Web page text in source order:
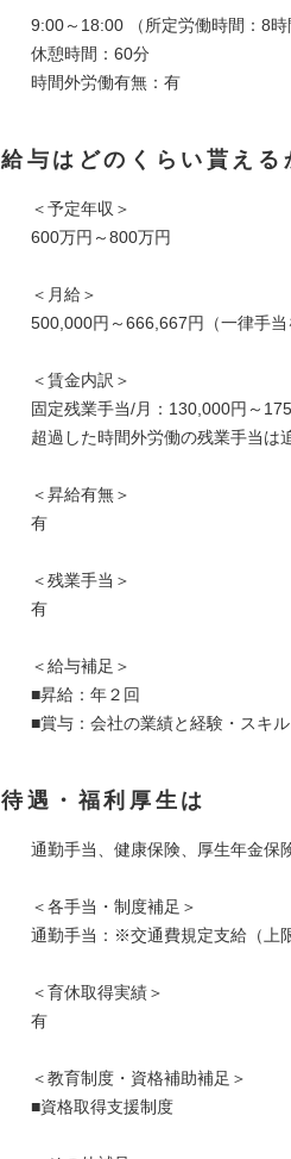
9:00～18:00 （所定労働時間：8時
休憩時間：60分
時間外労働有無：有
給与はどのくらい貰える
＜予定年収＞
600万円～800万円
＜月給＞
500,000円～666,667円（一律手当
＜賃金内訳＞
固定残業手当/月：130,000円～
超過した時間外労働の残業手当は
＜昇給有無＞
有
＜残業手当＞
有
＜給与補足＞
■昇給：年２回
■賞与：会社の業績と経験・スキ
待遇・福利厚生は
通勤手当、健康保険、厚生年金保
＜各手当・制度補足＞
通勤手当：※交通費規定支給（上
＜育休取得実績＞
有
＜教育制度・資格補助補足＞
■資格取得支援制度